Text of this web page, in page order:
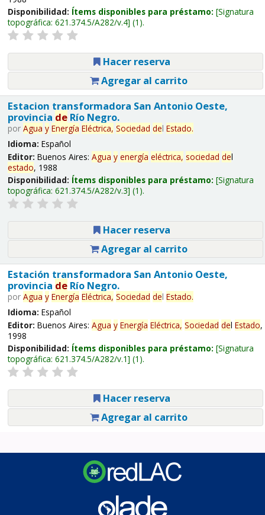
Disponibilidad: Ítems disponibles para préstamo: Signatura
topográfica: 621.374.5/A282/v.4 (1).
Hacer reserva
Agregar al carrito
Estacion transformadora San Antonio Oeste,
provincia deRío Negro.
por Agua y Energía Eléctrica, Sociedad del Estado.
Idioma: Español
Editor: Buenos Aires: Agua y energía eléctrica, sociedad del
estado, 1988
Disponibilidad: Ítems disponibles para préstamo: Signatura
topográfica: 621.374.5/A282/v.3 (1).
Hacer reserva
Agregar al carrito
Estación transformadora San Antonio Oeste,
provincia deRío Negro.
por Agua y Energía Eléctrica, Sociedad del Estado.
Idioma: Español
Editor: Buenos Aires: Agua y Energía Eléctrica, Sociedad del Estado,
1998
Disponibilidad: Ítems disponibles para préstamo: Signatura
topográfica: 621.374.5/A282/v.1 (1).
Hacer reserva
Agregar al carrito